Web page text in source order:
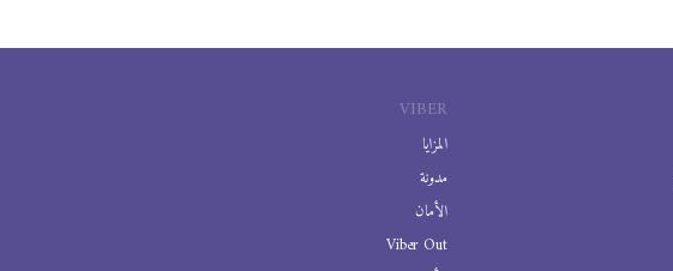
VIBER
المزايا
مدونة
الأمان
Viber Out